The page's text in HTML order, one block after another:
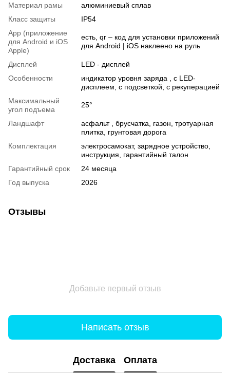
Материал рамы
алюминиевый сплав
Класс защиты
IP54
App (приложение
для Android и iOS
Apple)
есть, qr – код для установки приложений
для Android | iOS наклеено на руль
Дисплей
LED - дисплей
Особенности
индикатор уровня заряда , с LED-
дисплеем, с подсветкой, с рекуперацией
Максимальный
угол подъема
25°
Ландшафт
асфальт , брусчатка, газон, тротуарная
плитка, грунтовая дорога
Комплектация
электросамокат, зарядное устройство,
инструкция, гарантийный талон
Гарантийный срок
24 месяца
Год выпуска
2026
Отзывы
Добавьте первый отзыв
Написать отзыв
Доставка Оплата